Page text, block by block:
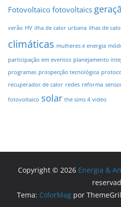
Fotovoltaico fotovoltaics
verão HV ilha de calor urbana ilhas de
climáticas mulheres e energia
participação em eventos planejamento
programas prospecção tecnológica
recuperador de calor redes reforma
fotovoltaico solar the sims 4 video
Copyright © 2026 Energia &
Tema: ColorMag por